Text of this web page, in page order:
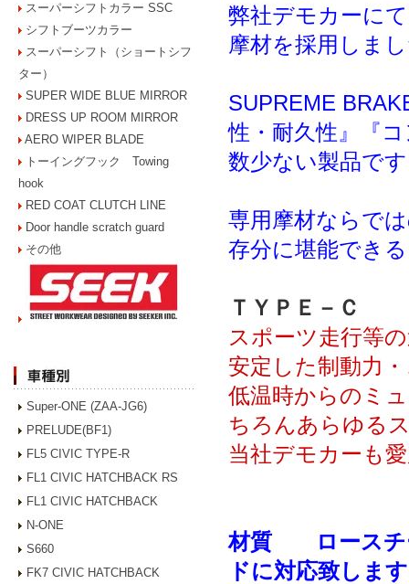
スーパーシフトカラー SSC
シフトブーツカラー
スーパーシフト（ショートシフ
ター）
SUPER WIDE BLUE MIRROR
DRESS UP ROOM MIRROR
AERO WIPER BLADE
トーイングフック Towing
hook
RED COAT CLUTCH LINE
Door handle scratch guard
その他
Super-ONE (ZAA-JG6)
PRELUDE(BF1)
FL5 CIVIC TYPE-R
FL1 CIVIC HATCHBACK RS
FL1 CIVIC HATCHBACK
N-ONE
S660
FK7 CIVIC HATCHBACK
弊社デモカーに
摩材を採用しま
SUPREME
性・耐久性』『
数少ない製品で
専用摩材ならで
存分に堪能でき
ＴＹＰＥ－Ｃ
スポーツ走行等
安定した制動力
低温時からのミ
ちろんあらゆる
当社デモカーも
材質 ロースチ
ドに対応致しま